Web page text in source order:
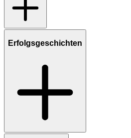
Erfolgsgeschichten